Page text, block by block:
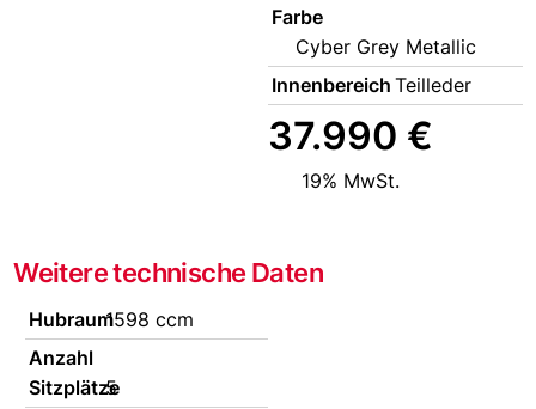
Farbe
Cyber Grey Metallic
Innenbereich Teilleder
37.990 €
19% MwSt.
Weitere technische Daten
Hubraum1598 ccm
Anzahl
Sitzplätze
5